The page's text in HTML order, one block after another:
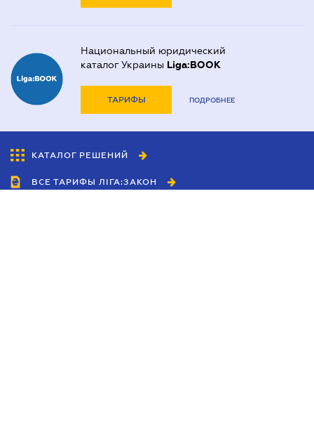
Национальный юридический
каталог Украины Liga:BOOK
ТАРИФЫ ПОДРОБНЕЕ
КАТАЛОГ РЕШЕНИЙ
ВСЕ ТАРИФЫ ЛІГА:ЗАКОН